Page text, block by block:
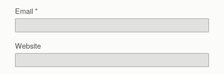
Email*
Website